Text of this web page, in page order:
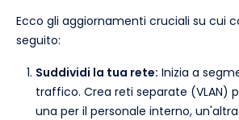
Ecco gli aggiornamenti cruciali su cui
seguito:
Suddividi la tua rete: Inizia a
traffico. Crea reti separate (VLAN)
una per il personale interno,